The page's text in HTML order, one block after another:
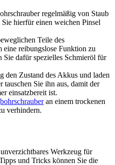
regelmäßig von Staub
hierfür einen weichen Pinsel
Teile des
eine reibungslose Funktion zu
Sie dafür spezielles Schmieröl für
den Zustand des Akkus und laden
tauschen Sie ihn aus, damit der
einsatzbereit ist.
an einem trockenen
verhindern.
Werkzeug für
und Tricks können Sie die